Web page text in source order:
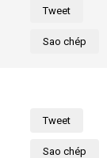
Tweet
Sao chép
Tweet
Sao chép